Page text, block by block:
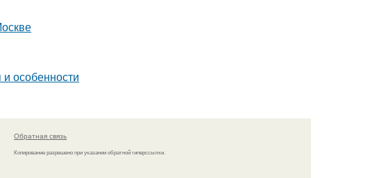
и особенности
Обратная связь
Копирование разрешено при указании обратной гиперссылки.